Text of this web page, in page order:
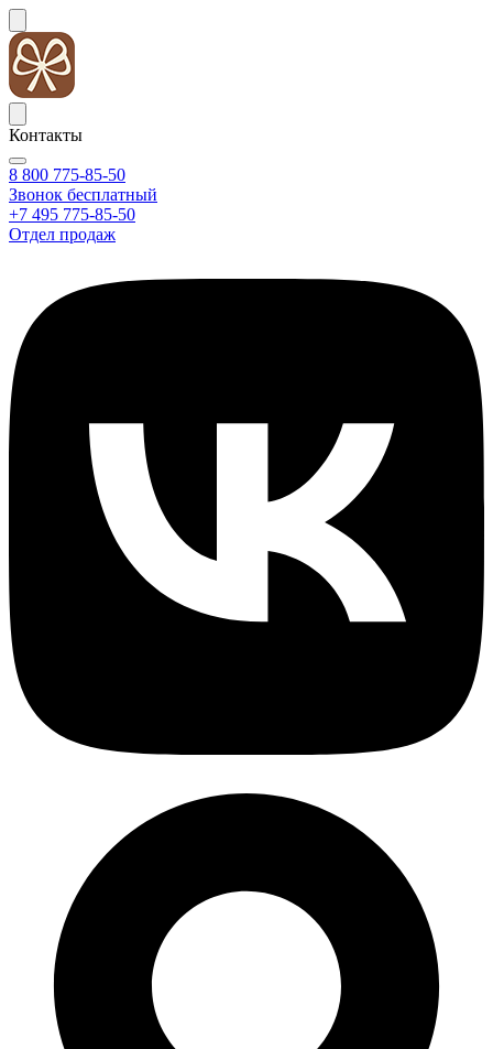
Контакты
8 800 775-85-50
Звонок бесплатный
+7 495 775-85-50
Отдел продаж